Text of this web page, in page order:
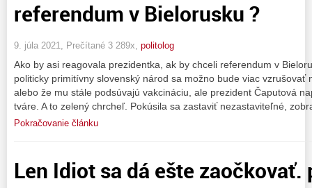
referendum v Bielorusku ?
9. júla 2021, Prečítané 3 289x, politolog
Ako by asi reagovala prezidentka, ak by chceli referendum v
politicky primitívny slovenský národ sa možno bude viac vzrušovať
alebo že mu stále podsúvajú vakcináciu, ale prezident Čaputová
tváre. A to zelený chrcheľ. Pokúsila sa zastaviť nezastaviteľné,
Pokračovanie článku
Len Idiot sa dá ešte